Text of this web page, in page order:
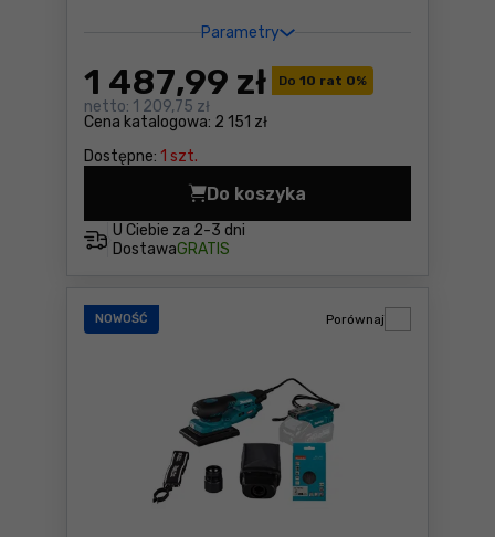
Parametry
Do 10 rat 0%
Cena katalogowa: 2 151 zł
1 487,99 zł
netto: 1 209,75 zł
Dostępne: 1 szt.
U Ciebie za 2-3 dni
DostawaGRATIS
Do koszyka
Szlifierka oscylacyjna
NOWOŚĆ Porównaj